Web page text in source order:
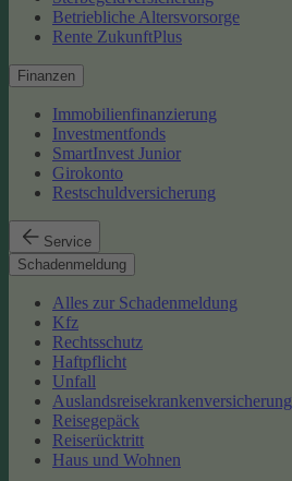
Betriebliche Altersvorsorge
Rente ZukunftPlus
Finanzen
Immobilienfinanzierung
Investmentfonds
SmartInvest Junior
Girokonto
Restschuldversicherung
Service
Schadenmeldung
Alles zur Schadenmeldung
Kfz
Rechtsschutz
Haftpflicht
Unfall
Auslandsreisekrankenversicherung
Reisegepäck
Reiserücktritt
Haus und Wohnen